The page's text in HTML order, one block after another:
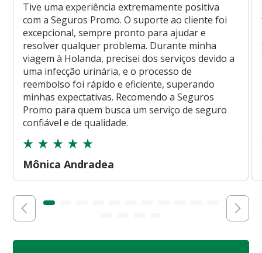
Tive uma experiência extremamente positiva
com a Seguros Promo. O suporte ao cliente foi
excepcional, sempre pronto para ajudar e
resolver qualquer problema. Durante minha
viagem à Holanda, precisei dos serviços devido a
uma infecção urinária, e o processo de
reembolso foi rápido e eficiente, superando
minhas expectativas. Recomendo a Seguros
Promo para quem busca um serviço de seguro
confiável e de qualidade.
Mônica Andradea